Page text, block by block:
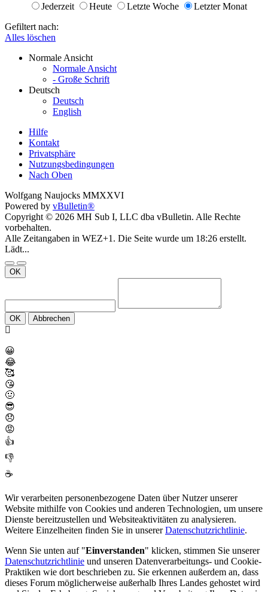
Jederzeit
Heute Letzte Woche
Letzter Monat
Gefiltert nach:
Alles löschen
Normale Ansicht
Normale Ansicht
- Große Schrift
Deutsch
Deutsch
English
Hilfe
Kontakt
Privatsphäre
Nutzungsbedingungen
Nach Oben
Wolfgang Naujocks MMXXVI
Powered by vBulletin®
Copyright © 2026 MH Sub I, LLC dba vBulletin. Alle Rechte
vorbehalten.
Alle Zeitangaben in WEZ+1. Die Seite wurde um 18:26 erstellt.
Lädt...
OK
OK Abbrechen
😀
😂
🥰
😘
🤢
😎
😞
😡
👍
👎
☕
Wir verarbeiten personenbezogene Daten über Nutzer unserer
Website mithilfe von Cookies und anderen Technologien, um unsere
Dienste bereitzustellen und Websiteaktivitäten zu analysieren.
Weitere Einzelheiten finden Sie in unsererDatenschutzrichtlinie.
Wenn Sie unten auf "Einverstanden" klicken, stimmen Sie unserer
Datenschutzrichtlinie und unseren Datenverarbeitungs- und Cookie-
Praktiken wie dort beschrieben zu. Sie erkennen außerdem an, dass
dieses Forum möglicherweise außerhalb Ihres Landes gehostet wird